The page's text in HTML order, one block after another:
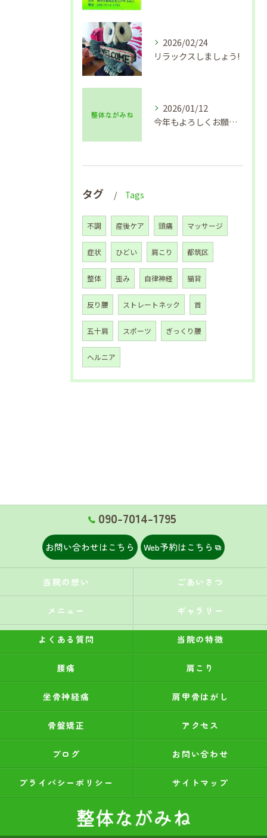
2026/02/24
リラックスしましょう!
2026/01/12
今年もよろしくお願い致します🙇
タグ Tags
不調 産後ケア 頭痛 マッサージ
症状 ひどい 肩こり 都筑区
整体 歪み 自律神経 猫背
反り腰 ストレートネック 首
五十肩 スポーツ ぎっくり腰
ヘルニア
090-7014-1795
お問い合わせはこちら Web予約はこちら
当院の想い ごあいさつ
メニュー ギャラリー
よくある質問 当院の特徴
腰痛 肩こり
坐骨神経痛 肩甲骨はがし
骨盤矯正 アクセス
ブログ お問い合わせ
プライバシーポリシー サイトマップ